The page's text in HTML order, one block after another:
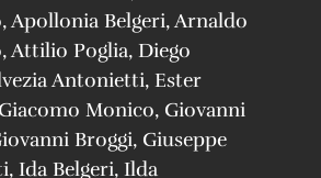
,Apollonia Belgeri,Arnaldo
,Attilio Poglia, Diego
Antonietti, Ester
Giacomo Monico, Giovanni
Broggi, Giuseppe
, Ida Belgeri, Ilda